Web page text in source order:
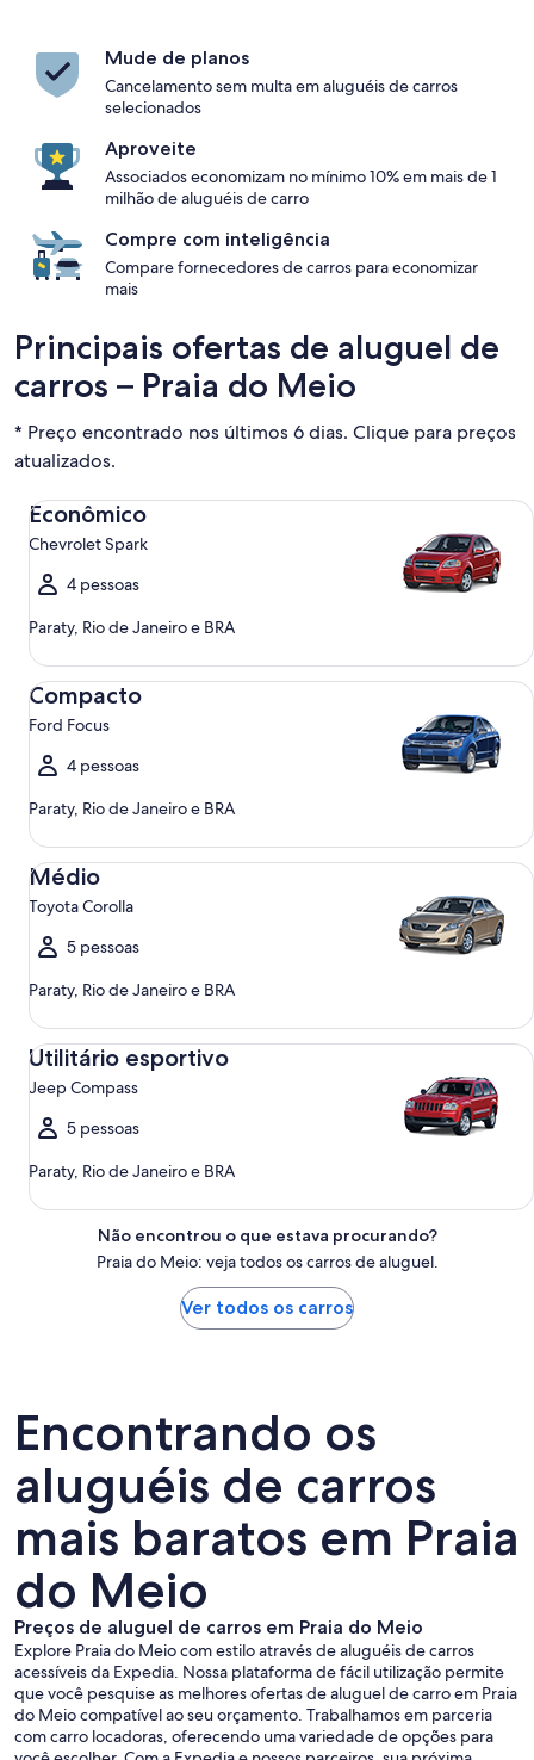
Mude de planos
Cancelamento sem multa em aluguéis de carros
selecionados
Aproveite
Associados economizam no mínimo 10% em mais de 1
milhão de aluguéis de carro
Compre com inteligência
Compare fornecedores de carros para economizar
mais
Principais ofertas de aluguel de
carros – Praia do Meio
* Preço encontrado nos últimos 6 dias. Clique para preços
atualizados.
Econômico
Chevrolet Spark
4 pessoas
Paraty, Rio de Janeiro e BRA
Econômico Chevrolet Spark
Compacto
Ford Focus
4 pessoas
Paraty, Rio de Janeiro e BRA
Compacto Ford Focus
Médio
Toyota Corolla
5 pessoas
Paraty, Rio de Janeiro e BRA
Médio Toyota Corolla
Utilitário esportivo
Jeep Compass
5 pessoas
Paraty, Rio de Janeiro e BRA
Utilitário esportivo Jeep Compass
Não encontrou o que estava procurando?
Praia do Meio: veja todos os carros de aluguel.
Ver todos os carros
Encontrando os
aluguéis de carros
mais baratos em Praia
do Meio
Preços de aluguel de carros em Praia do Meio
Explore Praia do Meio com estilo através de aluguéis de carros
acessíveis da Expedia. Nossa plataforma de fácil utilização permite
que você pesquise as melhores ofertas de aluguel de carro em Praia
do Meio compatível ao seu orçamento. Trabalhamos em parceria
com carro locadoras, oferecendo uma variedade de opções para